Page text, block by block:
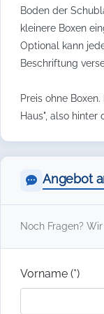
Boden der
kleinere Boxen
Optional kann
Beschriftung
Preis ohne
Haus", also hinter
Angebot
Noch Fragen?
Vorname (*)